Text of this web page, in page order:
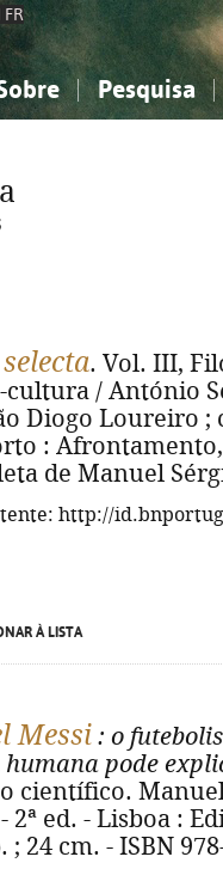
FR
Pesquisa
sociais...
sociais...
. Vol. III,
cultura / António
Diogo Loureiro
:
de Manuel
http://
À LISTA
Messi : o
pode
científico.
2ª ed. - Lisboa :
; 24 cm. - ISBN